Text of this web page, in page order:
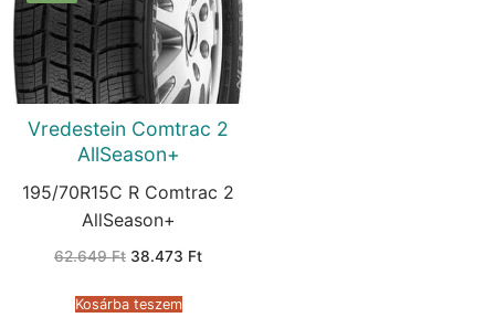
Vredestein Comtrac 2
AllSeason+
195/70R15C R Comtrac 2
AllSeason+
62.649Ft Original
62.649 Ft.
38.473 FtCurrent
Kosárba teszem